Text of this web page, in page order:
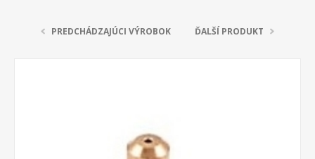
PREDCHÁDZAJÚCI VÝROBOK ĎALŠÍ PRODUKT